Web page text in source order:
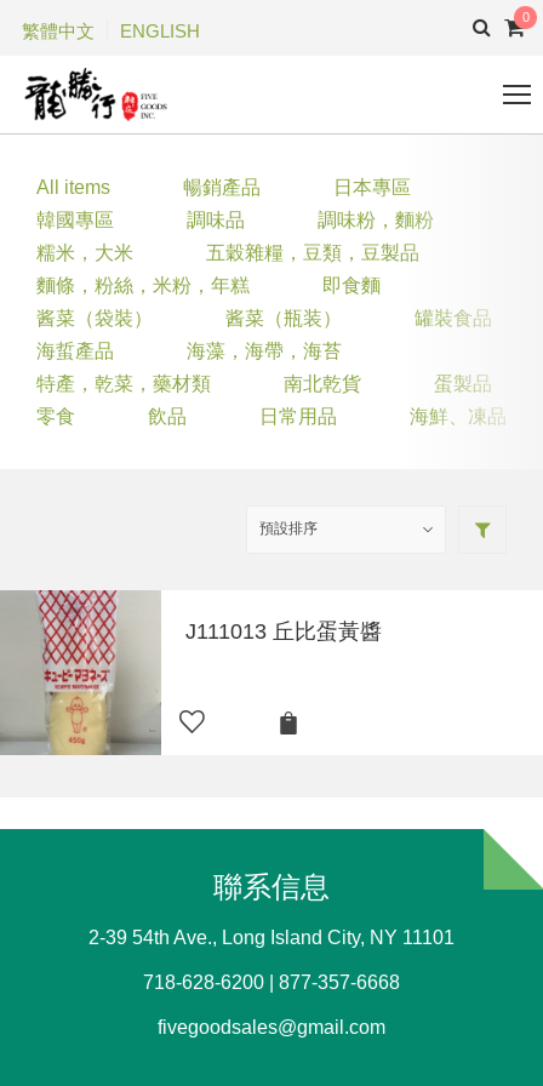
繁體中文 ENGLISH
0
All items 暢銷產品
日本專區
韓國專區
調味品
調味粉，麵粉
糯米，大米
五穀雜糧，豆類，豆製品
麵條，粉絲，米粉，年糕
即食麵
酱菜（袋裝）
酱菜（瓶装）
罐裝食品
海蜇產品
海藻，海帶，海苔
特產，乾菜，藥材類
南北乾貨
蛋製品
零食
飲品 日常用品 海鮮、凍品
J111013 丘比蛋黃醬
聯系信息
2-39 54th Ave., Long Island City, NY 11101
718-628-6200 | 877-357-6668
fivegoodsales@gmail.com